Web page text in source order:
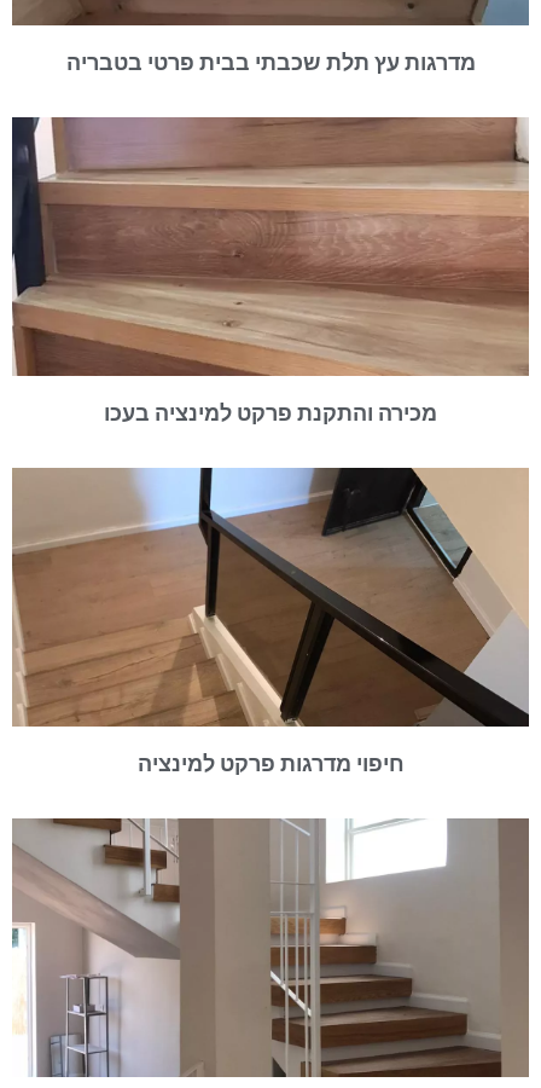
מדרגות עץ תלת שכבתי בבית פרטי בטבריה
מכירה והתקנת פרקט למינציה בעכו
חיפוי מדרגות פרקט למינציה